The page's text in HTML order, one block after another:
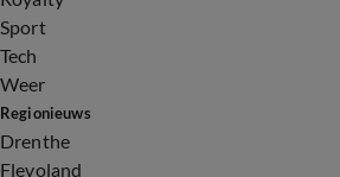
Sport
Tech
Weer
Regionieuws
Drenthe
Flevoland